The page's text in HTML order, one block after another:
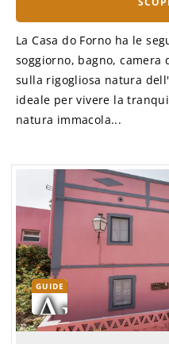
La Casa do Forno ha le
soggiorno, bagno, camera
sulla rigogliosa natura
ideale per vivere la
natura immacola...
GUIDE